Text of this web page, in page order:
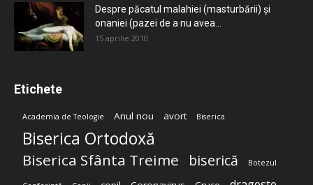
Despre păcatul malahiei (masturbării) şi
onaniei (pazei de a nu avea...
15 aprilie 2010
Etichete
Academia de Teologie Anul nou avort Biserica
Biserica Ortodoxă
Biserica Sfânta Treime biserică Botezul